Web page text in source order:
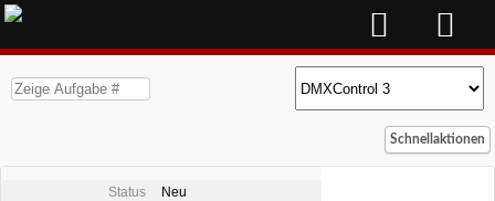
Schnellaktionen
Status
Neu